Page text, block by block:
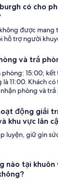
có cho
được
hỗ trợ người
và trả
phòng: 15:00;
11:00. Khách
phòng và
động giải
khu vực lân
luyện, giữ gìn
nào tại khuôn